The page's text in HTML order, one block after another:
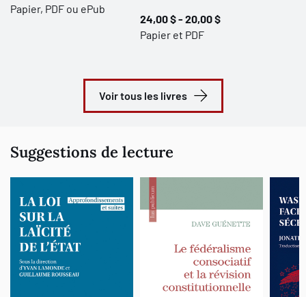
Papier, PDF ou ePub
24,00 $ - 20,00 $
Papier et PDF
Voir tous les livres
Suggestions de lecture